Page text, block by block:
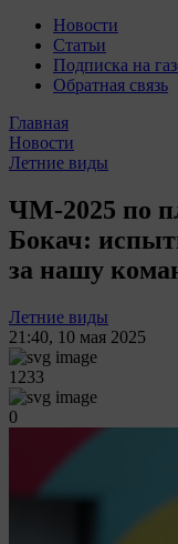
Новости
Статьи
Подписка на
Обратная связь
Главная
Новости
Летние виды
ЧМ-2025 по
Бокач:
за нашу
Летние виды
21:40, 10 мая 2025
1233
0